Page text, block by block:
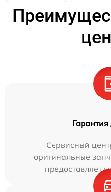
Гарантия
Сервисный
оригинальные
предоставляет